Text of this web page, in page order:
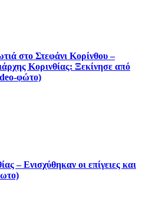
στο Στεφάνι Κορίνθου –
Κορινθίας: Ξεκίνησε από
φώτο)
– Ενισχύθηκαν οι επίγειες και